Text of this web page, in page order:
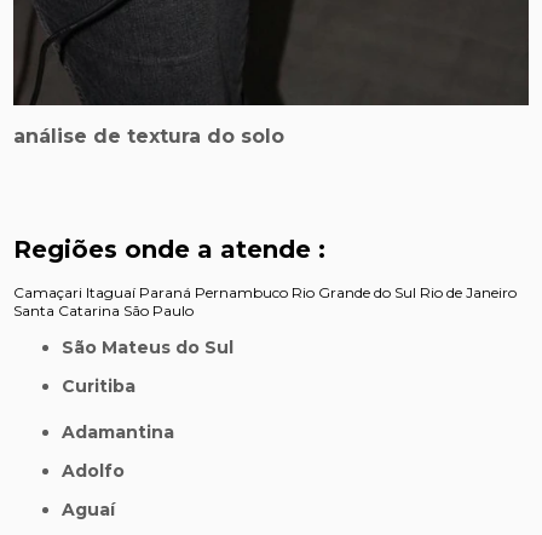
análise de textura do solo
Regiões onde a atende :
Camaçari Itaguaí Paraná Pernambuco Rio Grande do Sul Rio de Janeiro
Santa Catarina São Paulo
São Mateus do Sul
Curitiba
Adamantina
Adolfo
Aguaí